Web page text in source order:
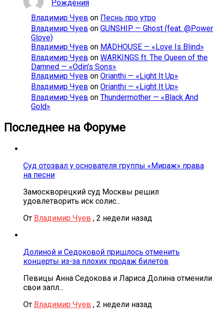
Рождения
Владимир Чуев on Песнь про утро
Владимир Чуев on GUNSHIP — Ghost (feat. @Power
Glove)
Владимир Чуев on MÄDHOUSE — «Love Is Blind»
Владимир Чуев on WARKINGS ft. The Queen of the
Damned — «Odin’s Sons»
Владимир Чуев on Orianthi — «Light It Up»
Владимир Чуев on Orianthi — «Light It Up»
Владимир Чуев on Thundermother — «Black And
Gold»
Последнее на Форуме
Суд отозвал у основателя группы «Мираж» права
на песни
Замоскворецкий суд Москвы решил
удовлетворить иск солис...
От Владимир Чуев , 2 недели назад
Долиной и Седоковой пришлось отменить
концерты из-за плохих продаж билетов
Певицы Анна Седокова и Лариса Долина отменили
свои запл...
От Владимир Чуев , 2 недели назад